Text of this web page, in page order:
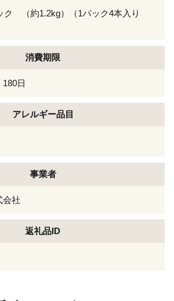
ク （約1.2kg）（1パック4本入り
消費期限
日
アレルギー品目
事業者
会社
返礼品ID